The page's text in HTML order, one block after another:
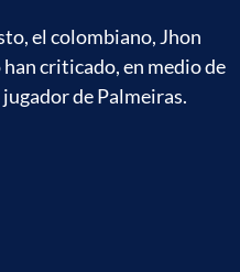
el colombiano, Jhon
criticado, en medio de
de Palmeiras.